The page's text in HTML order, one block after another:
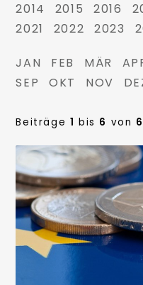
2014
2015 2016
2021
2022 2023
JAN FEB MÄR
SEP
OKT NOV
Beiträge 1 bis 6 von 6